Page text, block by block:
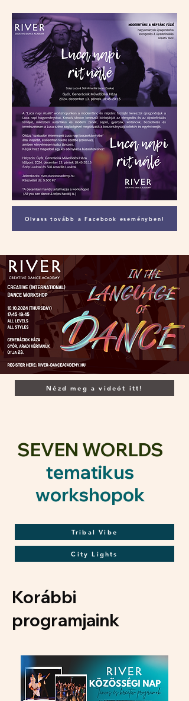
Olvass tovább a Facebook eseményben!
Nézd meg a videót itt!
SEVEN WORLDS
tematikus
workshopok
Tribal Vibe
City Lights
Korábbi
programjaink